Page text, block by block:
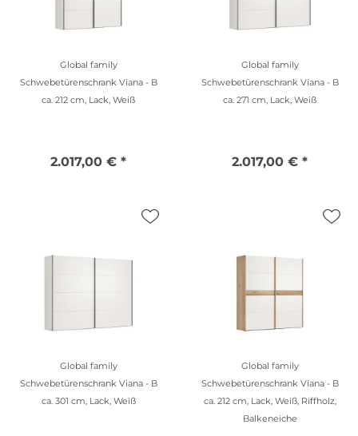
Global family
Schwebetürenschrank Viana - B
ca. 212 cm, Lack, Weiß
2.017,00 € *
Global family
Schwebetürenschrank Viana - B
ca. 271 cm, Lack, Weiß
2.017,00 € *
Global family
Schwebetürenschrank Viana - B
ca. 301 cm, Lack, Weiß
Global family
Schwebetürenschrank Viana - B
ca. 212 cm, Lack, Weiß, Riffholz,
Balkeneiche